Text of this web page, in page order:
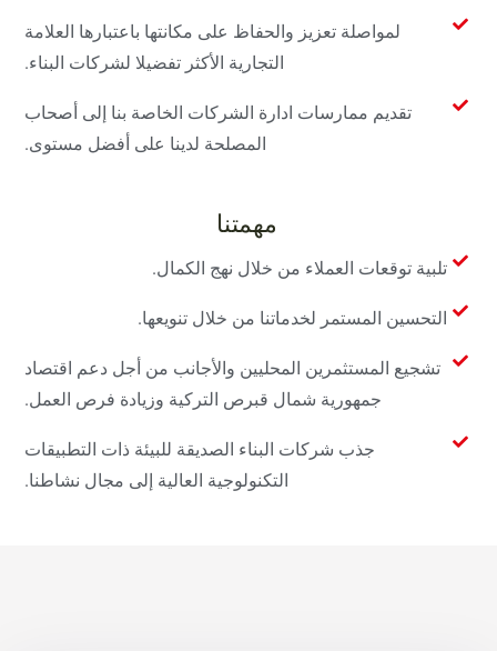
مهمتنا
تلبية توقعات العملاء من خلال نهج الكمال.
التحسين المستمر لخدماتنا من خلال تنويعها.
تشجيع المستثمرين المحليين والأجانب من أجل دعم اقتصاد
جمهورية شمال قبرص التركية وزيادة فرص العمل.
جذب شركات البناء الصديقة للبيئة ذات التطبيقات
التكنولوجية العالية إلى مجال نشاطنا.
لمواصلة تعزيز والحفاظ على مكانتها باعتبارها العلامة
التجارية الأكثر تفضيلا لشركات البناء.
تقديم ممارسات ادارة الشركات الخاصة بنا إلى أصحاب
المصلحة لدينا على أفضل مستوى.